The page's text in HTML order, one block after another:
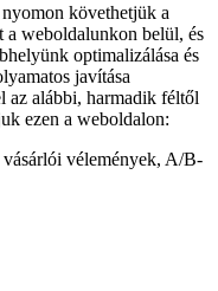
követhetjük a
a weboldalunkon belül, és
optimalizálása és
javítása
az alábbi, harmadik féltől
ezen a weboldalon:
vélemények, A/B-